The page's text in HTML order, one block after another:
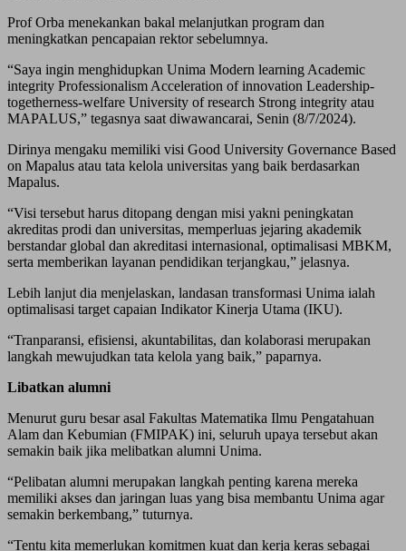
Prof Orba menekankan bakal melanjutkan program dan
meningkatkan pencapaian rektor sebelumnya.
“Saya ingin menghidupkan Unima Modern learning Academic
integrity Professionalism Acceleration of innovation Leadership-
togetherness-welfare University of research Strong integrity atau
MAPALUS,” tegasnya saat diwawancarai, Senin (8/7/2024).
Dirinya mengaku memiliki visi Good University Governance Based
on Mapalus atau tata kelola universitas yang baik berdasarkan
Mapalus.
“Visi tersebut harus ditopang dengan misi yakni peningkatan
akreditas prodi dan universitas, memperluas jejaring akademik
berstandar global dan akreditasi internasional, optimalisasi MBKM,
serta memberikan layanan pendidikan terjangkau,” jelasnya.
Lebih lanjut dia menjelaskan, landasan transformasi Unima ialah
optimalisasi target capaian Indikator Kinerja Utama (IKU).
“Tranparansi, efisiensi, akuntabilitas, dan kolaborasi merupakan
langkah mewujudkan tata kelola yang baik,” paparnya.
Libatkan alumni
Menurut guru besar asal Fakultas Matematika Ilmu Pengatahuan
Alam dan Kebumian (FMIPAK) ini, seluruh upaya tersebut akan
semakin baik jika melibatkan alumni Unima.
“Pelibatan alumni merupakan langkah penting karena mereka
memiliki akses dan jaringan luas yang bisa membantu Unima agar
semakin berkembang,” tuturnya.
“Tentu kita memerlukan komitmen kuat dan kerja keras sebagai